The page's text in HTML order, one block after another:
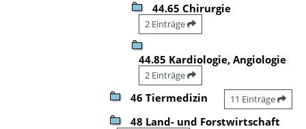
44.65 Chirurgie
2 Einträge
44.85 Kardiologie, Angiologie
2 Einträge
46 Tiermedizin 11 Einträge
48 Land- und Forstwirtschaft